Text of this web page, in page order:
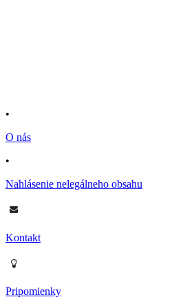
•
O nás
•
Nahlásenie nelegálneho obsahu
Kontakt
Pripomienky